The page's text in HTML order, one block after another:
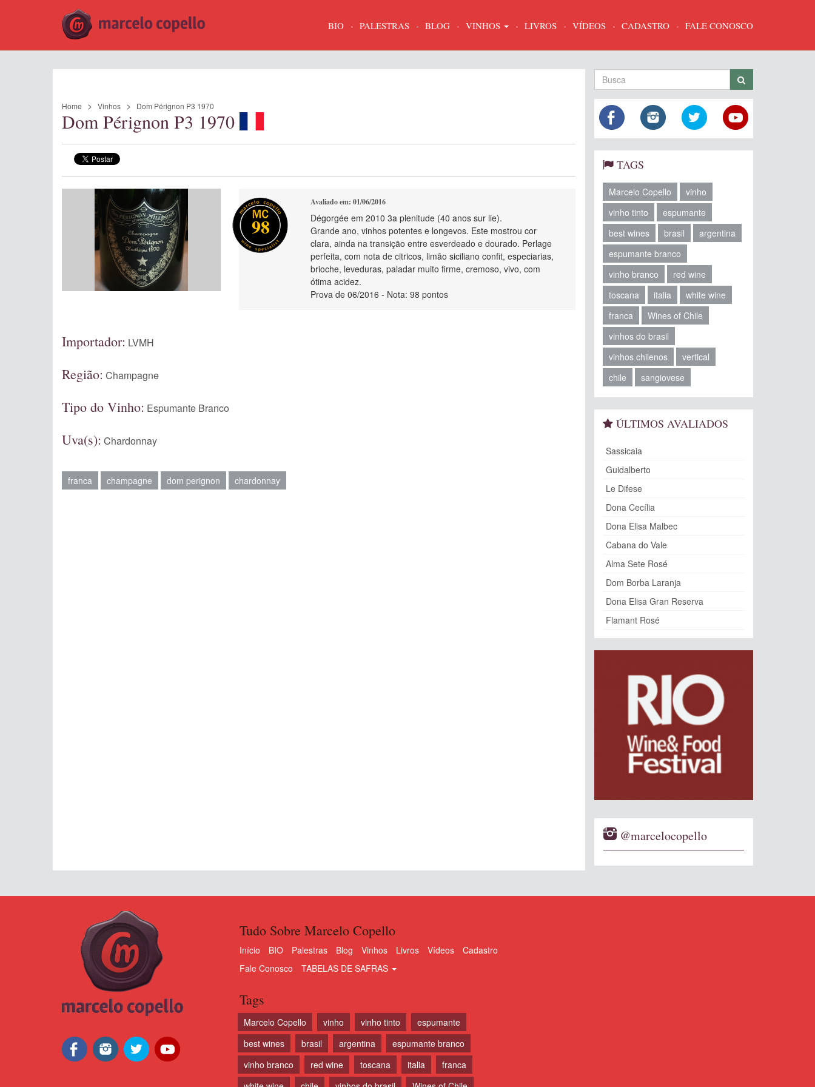
BIO PALESTRAS BLOG VINHOS LIVROS VÍDEOS CADASTRO FALE CONOSCO
Home Vinhos Dom Pérignon P3 1970
Dom Pérignon P3 1970
98
Avaliado em: 01/06/2016
Dégorgée em 2010 3a plenitude (40 anos sur lie).
Grande ano, vinhos potentes e longevos. Este mostrou cor
clara, ainda na transição entre esverdeado e dourado. Perlage
perfeita, com nota de citricos, limão siciliano confit, especiarias,
brioche, leveduras, paladar muito firme, cremoso, vivo, com
ótima acidez.
Prova de 06/2016 - Nota: 98 pontos
Importador: LVMH
Região: Champagne
Tipo do Vinho: Espumante Branco
Uva(s): Chardonnay
franca champagne dom perignon chardonnay
TAGS
Marcelo Copello
vinho
vinho tinto
espumante
best wines
brasil
argentina
espumante branco
vinho branco
red wine
toscana
italia
white wine
franca
Wines of Chile
vinhos do brasil
vinhos chilenos
vertical
chile
sangiovese
ÚLTIMOS AVALIADOS
Sassicaia
Guidalberto
Le Difese
Dona Cecília
Dona Elisa Malbec
Cabana do Vale
Alma Sete Rosé
Dom Borba Laranja
Dona Elisa Gran Reserva
Flamant Rosé
@marcelocopello
Tudo Sobre Marcelo Copello
Início BIO Palestras Blog Vinhos Livros Vídeos
Cadastro
Fale Conosco
TABELAS DE SAFRAS
Tags
Marcelo Copello vinho vinho tinto
espumante
best wines
brasil argentina
espumante branco
vinho branco
red wine toscana italia
franca